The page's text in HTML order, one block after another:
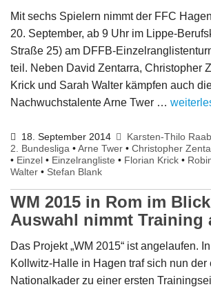
Mit sechs Spielern nimmt der FFC
20. September, ab 9 Uhr im Lippe-
Straße 25) am DFFB-
teil. Neben David Zentarra, Christopher
Krick und Sarah Walter kämpfen auch
Nachwuchstalente Arne Twer …
18. September 2014 Karsten-Thilo Raab
2. Bundesliga •Arne Twer • Christopher
• Einzel • Einzelrangliste • Florian Krick •
Walter • Stefan Blank
WM 2015 in Rom im
Auswahl nimmt Training
Das Projekt „WM 2015“ ist angelaufen.
Kollwitz-Halle in Hagen traf sich nun der
Nationalkader zu einer ersten